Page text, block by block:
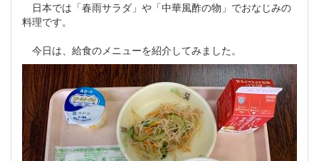
日本では「春雨サラダ」や「中華風酢の物」でおなじみの
料理です。
今日は、給食のメニューを紹介してみました。